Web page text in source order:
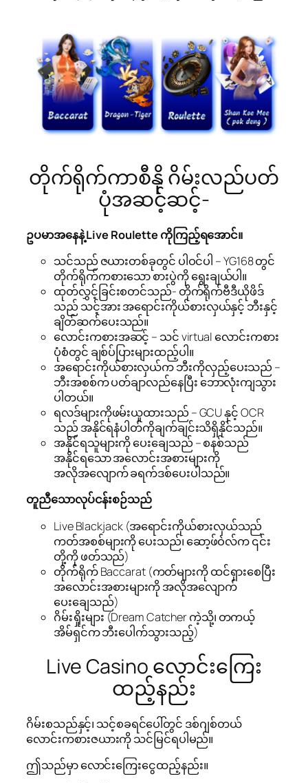
တိုက်ရိုက်ကာစီနို ဂိမ်းလည်ပတ်
ပုံအဆင့်ဆင့်-
ဥပမာအနေနဲ့ Live Roulette ကိုကြည့်ရအောင်။
သင်သည် ဇယားတစ်ခုတွင် ပါဝင်ပါ – YG168 တွင်
တိုက်ရိုက်ကစားသော စားပွဲကို ရွေးချယ်ပါ။
ထုတ်လွှင့်ခြင်းစတင်သည်- တိုက်ရိုက်ဗီဒီယိုဖိဒ်
သည် သင့်အား အရောင်းကိုယ်စားလှယ်နှင့် ဘီးနှင့်
ချိတ်ဆက်ပေးသည်။
လောင်းကစားအဆင့် – သင် virtual လောင်းကစား
ပုံစံတွင် ချစ်ပ်ပြားများထည့်ပါ။
အရောင်းကိုယ်စားလှယ်က ဘီးကိုလှည့်ပေးသည် –
ဘီးအစစ်က ပတ်ချာလည်နေပြီး ဘောလုံးကျသွား
ပါတယ်။
ရလဒ်များကိုဖမ်းယူထားသည် – GCU နှင့် OCR
သည် အနိုင်ရနံပါတ်ကိုချက်ချင်းသိရှိနိုင်သည်။
အနိုင်ရသူများကို ပေးချေသည် – စနစ်သည်
အနိုင်ရသော အလောင်းအစားများကို
အလိုအလျောက် ခရက်ဒစ်ပေးပါသည်။
တူညီသောလုပ်ငန်းစဉ်သည်
Live Blackjack (အရောင်းကိုယ်စားလှယ်သည်
ကတ်အစစ်များကို ပေးသည်၊ ဆော့ဖ်ဝဲလ်က ၎င်း
တို့ကို ဖတ်သည်)
တိုက်ရိုက် Baccarat (ကတ်များကို ထင်ရှားစေပြီး
အလောင်းအစားများကို အလိုအလျောက်
ပေးချေသည်)
ဂိမ်းရှိုးများ (Dream Catcher ကဲ့သို့၊ တကယ့်
အိမ်ရှင်က ဘီးပေါက်သွားသည့်)
Live Casino လောင်းကြေး
ထည့်နည်း
ဂိမ်းစသည်နှင့်၊ သင့်စခရင်ပေါ်တွင် ဒစ်ဂျစ်တယ်
လောင်းကစားဇယားကို သင်မြင်ရပါမည်။
ဤသည်မှာ လောင်းကြေးငွေထည့်နည်း။